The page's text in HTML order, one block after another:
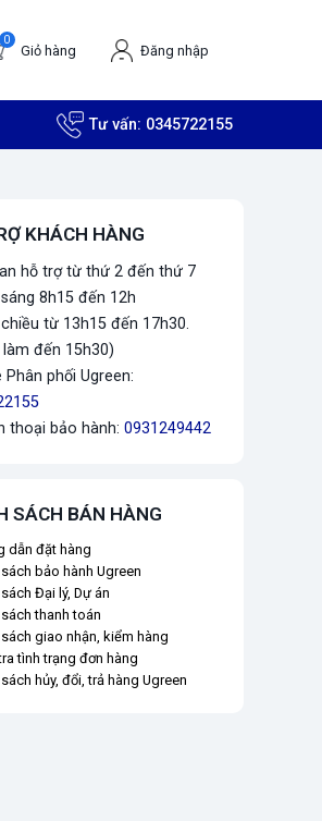
0
Giỏ hàng Đăng nhập
Tư vấn: 0345722155
KHÁCH HÀNG
hỗ trợ từ thứ 2 đến thứ 7
8h15 đến 12h
từ 13h15 đến 17h30.
đến 15h30)
Phân phối Ugreen:
thoại bảo hành: 0931249442
SÁCH BÁN HÀNG
dẫn đặt hàng
bảo hành Ugreen
Đại lý, Dự án
thanh toán
giao nhận, kiểm hàng
tình trạng đơn hàng
hủy, đổi, trả hàng Ugreen